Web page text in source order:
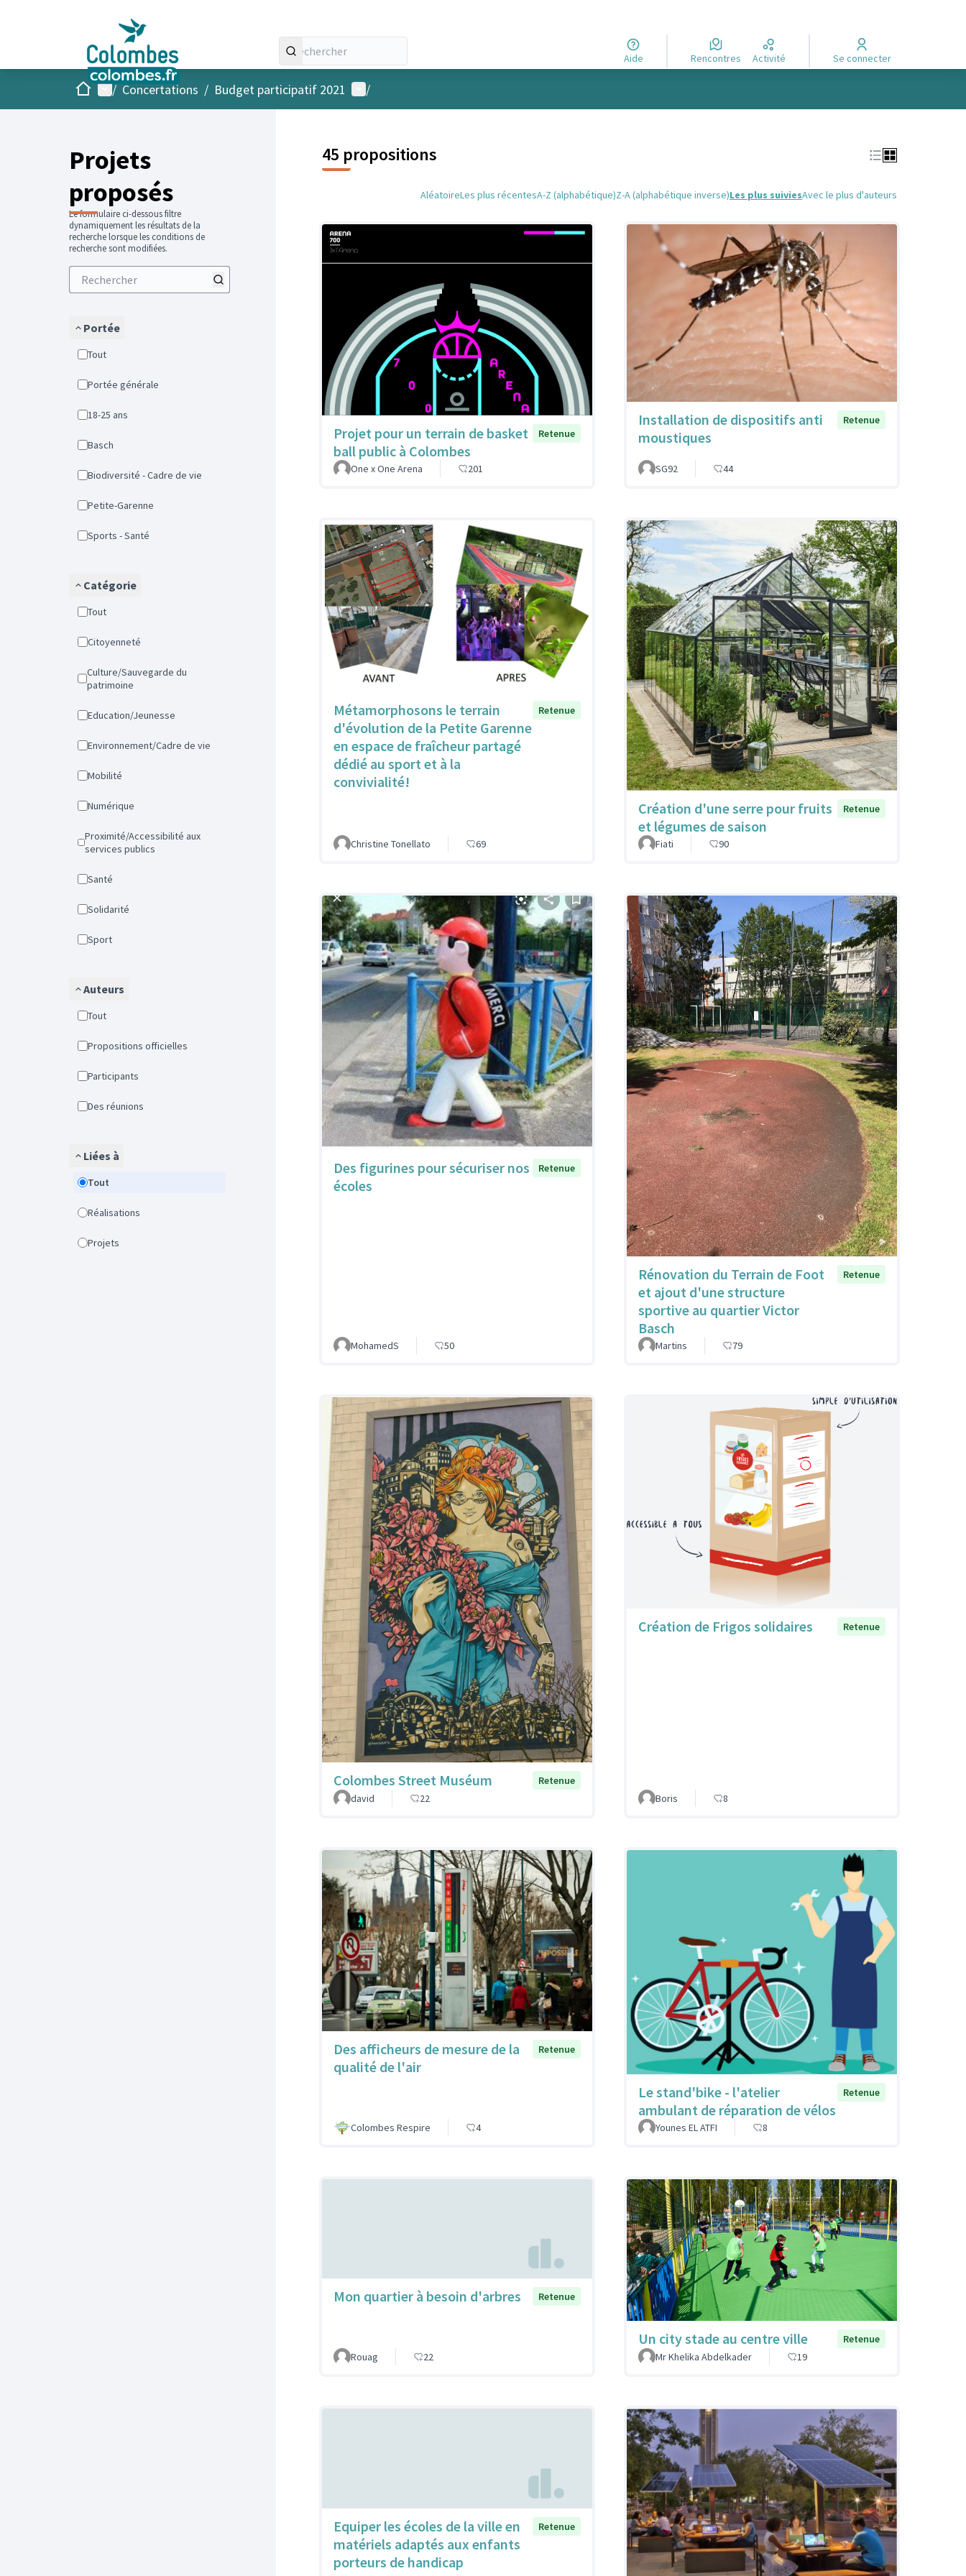
Aide Rencontres Activité Se connecter
AccueilMenu principal
/ Concertations / Budget participatif 2021 Menu utilisateur
/
Projets
proposés
Le formulaire ci-dessous filtre
dynamiquement les résultats de la
recherche lorsque les conditions de
recherche sont modifiées.
Portée
Tout
Portée générale
18-25 ans
Basch
Biodiversité - Cadre de vie
Petite-Garenne
Sports - Santé
Catégorie
Tout
Citoyenneté
Culture/Sauvegarde du
patrimoine
Education/Jeunesse
Environnement/Cadre de vie
Mobilité
Numérique
Proximité/Accessibilité aux
services publics
Santé
Solidarité
Sport
Auteurs
Tout
Propositions officielles
Participants
Des réunions
Liées à
Tout
Réalisations
Projets
45 propositions
AléatoireLes plus récentesA-Z (alphabétique)Z-A (alphabétique inverse)Les plus suiviesAvec le plus d'auteurs
Projet pour un terrain de basket
ball public à Colombes
Retenue
One x One Arena 201
Installation de dispositifs anti
moustiques
Retenue
SG92 44
Métamorphosons le terrain
d'évolution de la Petite Garenne
en espace de fraîcheur partagé
dédié au sport et à la
convivialité!
Retenue
Christine Tonellato 69
Création d'une serre pour fruits
et légumes de saison
Retenue
Fiati 90
Des figurines pour sécuriser nos
écoles
Retenue
MohamedS 50
Rénovation du Terrain de Foot
et ajout d'une structure
sportive au quartier Victor
Basch
Retenue
Martins 79
Colombes Street Muséum
Retenue
david
22
Création de Frigos solidaires Retenue
Boris 8
Des afficheurs de mesure de la
qualité de l'air
Retenue
Colombes Respire 4
Le stand'bike - l'atelier
ambulant de réparation de vélos
Retenue
Younes EL ATFI 8
Mon quartier à besoin d'arbres Retenue
Rouag 22
Un city stade au centre ville
Retenue
Mr Khelika Abdelkader
19
Equiper les écoles de la ville en
matériels adaptés aux enfants
porteurs de handicap
Retenue